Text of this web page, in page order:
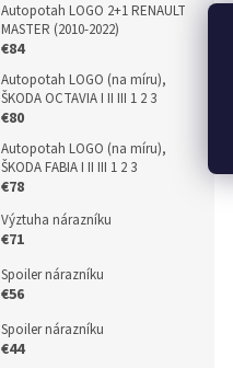
Autopotah LOGO 2+1 RENAULT
MASTER (2010-2022)
€84
Autopotah LOGO (na míru),
ŠKODA OCTAVIA I II III 1 2 3
€80
Autopotah LOGO (na míru),
ŠKODA FABIA I II III 1 2 3
€78
Výztuha nárazníku
€71
Spoiler nárazníku
€56
Spoiler nárazníku
€44